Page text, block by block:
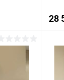
28